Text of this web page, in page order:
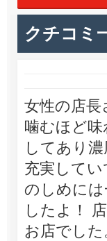
クチコミ
女性の店
噛むほど
してあり
充実して
のしめに
したよ！
お店でした